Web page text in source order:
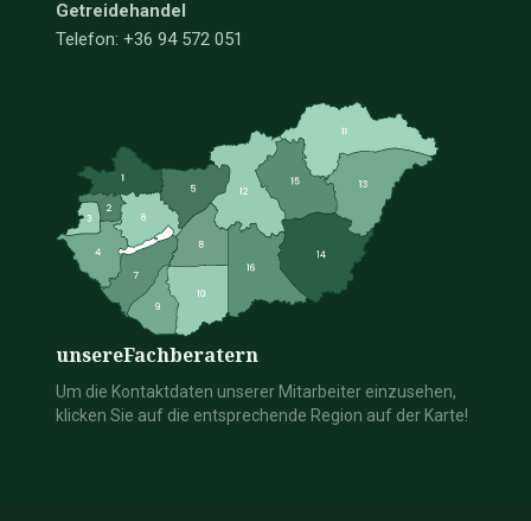
Getreidehandel
Telefon: +36 94 572 051
unsereFachberatern
Um die Kontaktdaten unserer Mitarbeiter einzusehen,
klicken Sie auf die entsprechende Region auf der Karte!